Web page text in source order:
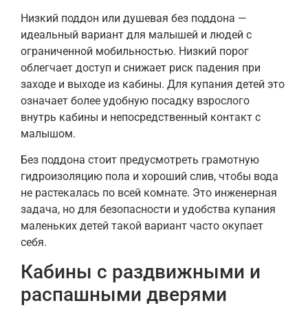
Низкий поддон или душевая без поддона —
идеальный вариант для малышей и людей с
ограниченной мобильностью. Низкий порог
облегчает доступ и снижает риск падения при
заходе и выходе из кабины. Для купания детей это
означает более удобную посадку взрослого
внутрь кабины и непосредственный контакт с
малышом.
Без поддона стоит предусмотреть грамотную
гидроизоляцию пола и хороший слив, чтобы вода
не растекалась по всей комнате. Это инженерная
задача, но для безопасности и удобства купания
маленьких детей такой вариант часто окупает
себя.
Кабины с раздвижными и
распашными дверями